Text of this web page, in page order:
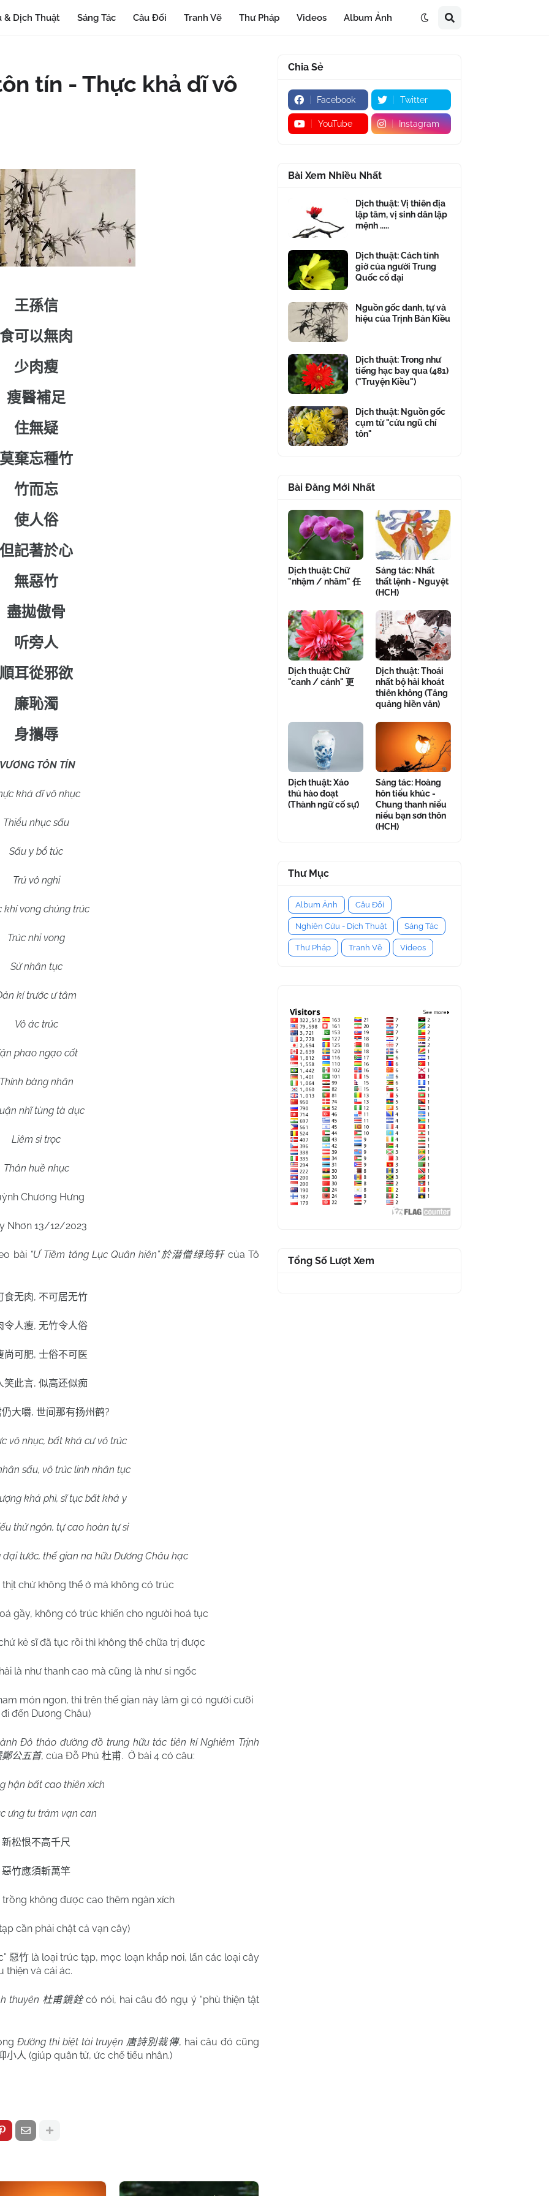
& Dịch Thuật Sáng Tác Câu Đối Tranh Vẽ Thư Pháp Videos Album Ảnh
tín - Thực khả dĩ vô
王孫信
食可以無肉
少肉瘦
瘦醫補足
住無疑
莫棄忘種竹
竹而忘
使人俗
但記著於心
無惡竹
盡拋傲骨
听旁人
順耳從邪欲
廉恥濁
身攜辱
VƯƠNG TÔN TÍN
khả dĩ vô nhục
Thiểu nhục sấu
Sấu y bổ túc
Trú vô nghi
khí vong chủng trúc
Trúc nhi vong
Sử nhân tục
kí trước ư tâm
Vô ác trúc
phao ngạo cốt
bàng nhân
nhĩ tùng tà dục
Liêm sỉ trọc
Thân huề nhục
Chương Hưng
Nhơn 13/12/2023
bài “Ư Tiềm tăng Lục Quân hiên”於潜僧绿筠轩 của Tô
食无肉, 不可居无竹
令人瘦, 无竹令人俗
尚可肥, 士俗不可医
笑此言, 似高还似痴
大嚼, 世间那有扬州鹤?
vô nhục, bất khả cư vô trúc
sấu, vô trúc linh nhân tục
khả phì, sĩ tục bất khả y
thử ngôn, tự cao hoàn tự si
tước, thế gian na hữu Dương Châu hạc
chứ không thể ở mà không có trúc
gầy, không có trúc khiến cho người hoá tục
kẻ sĩ đã tục rồi thì không thể chữa trị được
là như thanh cao mà cũng là như si ngốc
món ngon, thì trên thế gian này làm gì có người cưỡi
đến Dương Châu)
Đô thảo đường đồ trung hữu tác tiên kí Nghiêm Trịnh
公五首, của Đỗ Phủ 杜甫. Ở bài 4 có câu:
hận bất cao thiên xích
ưng tu trảm vạn can
新松恨不高千尺
惡竹應須斬萬竿
không được cao thêm ngàn xích
cần phải chặt cả vạn cây)
惡竹 là loại trúc tạp, mọc loạn khắp nơi, lấn các loại cây
thiện và cái ác.
thuyên 杜甫鏡銓có nói, hai câu đó ngụ ý “phù thiện tật
Đường thi biệt tài truyện 唐詩別裁傳, hai câu đó cũng
小人 (giúp quân tử, ức chế tiểu nhân.)
Chia Sẻ
Facebook Twitter
YouTube Instagram
Bài Xem Nhiều Nhất
Dịch thuật: Vị thiên địa
lập tâm, vị sinh dân lập
mệnh .....
Dịch thuật: Cách tính
giờ của người Trung
Quốc cổ đại
Nguồn gốc danh, tự và
hiệu của Trịnh Bản Kiều
Dịch thuật: Trong như
tiếng hạc bay qua (481)
("Truyện Kiều")
Dịch thuật: Nguồn gốc
cụm từ "cửu ngũ chí
tôn"
Bài Đăng Mới Nhất
Dịch thuật: Chữ
"nhậm / nhâm" 任
Sáng tác: Nhất
thất lệnh - Nguyệt
(HCH)
Dịch thuật: Chữ
"canh / cánh" 更
Dịch thuật: Thoái
nhất bộ hải khoát
thiên không (Tăng
quảng hiền văn)
Dịch thuật: Xảo
thủ hào đoạt
(Thành ngữ cố sự)
Sáng tác: Hoàng
hôn tiểu khúc -
Chung thanh niểu
niểu bạn sơn thôn
(HCH)
Thư Mục
Album Ảnh Câu Đối
Nghiên Cứu - Dịch Thuật Sáng Tác
Thư Pháp Tranh Vẽ Videos
Tổng Số Lượt Xem